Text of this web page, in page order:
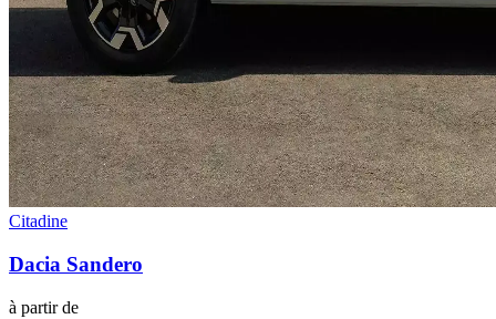
Citadine
Dacia Sandero
à partir de